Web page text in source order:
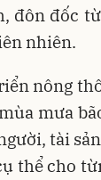
đôn đốc
nhiên.
nông
mưa
tài
thể cho